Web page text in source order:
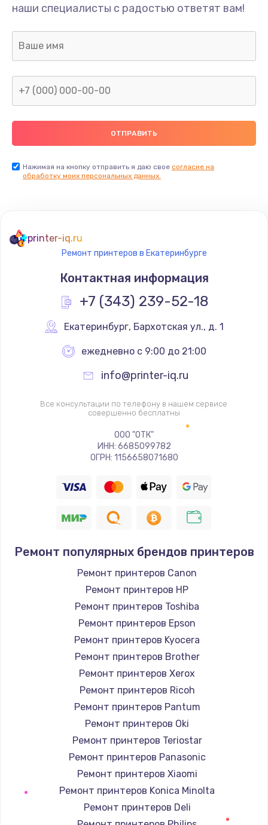
Ремонт предварительных цепей усиления (для
активных сабвуферов)
Ремонт после залития
Заказать
1400 руб.
Простой ремонт основной платы
2400 руб.
Заказать
Восстановление после попадания влаги
2800 руб.
Ремонт низкочастотных выходов ТВ-приставки
1900 руб.
Заказать
Замена основной платы
1900 руб.
Устранение короткого замыкания
1400 руб.
Заказать
Восстановление после падения
2900 руб.
Заказать
Пайка и ремонт платы брелка
1800 руб.
Заказать
Программирование АТС
4900 руб.
Заказать
наши специалисты с радостью ответят вам!
Нажимая на кнопку отправить я даю свое согласие на
обработку моих персональных данных.
printer-iq.ru
Ремонт принтеров в Екатеринбурге
Контактная информация
+7 (343) 239-52-18
Екатеринбург, Бархотская ул., д. 1
ежедневно с 9:00 до 21:00
info@printer-iq.ru
Все консультации по телефону в нашем сервисе
совершенно бесплатны
ООО "ОТК"
ИНН: 6685099782
ОГРН: 1156658071680
Ремонт популярных брендов принтеров
Ремонт принтеров Canon
Ремонт принтеров HP
Ремонт принтеров Toshiba
Ремонт принтеров Epson
Ремонт принтеров Kyocera
Ремонт принтеров Brother
Ремонт принтеров Xerox
Ремонт принтеров Ricoh
Ремонт принтеров Pantum
Ремонт принтеров Oki
Ремонт принтеров Teriostar
Ремонт принтеров Panasonic
Ремонт принтеров Xiaomi
Ремонт принтеров Konica Minolta
Ремонт принтеров Deli